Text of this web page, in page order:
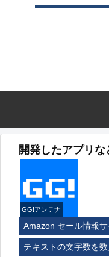
開発したアプリな
GG!アンテナ
Amazon セール情報サ
テキストの文字数を